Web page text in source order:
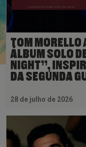
TOM MORELLO
ÁLBUM SOLO
NIGHT”,
DA SEGUNDA
28 de julho de 2026